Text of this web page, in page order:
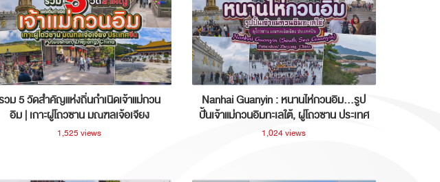
วม 5 วัดสำคัญแห่งถิ่นกำเนิดเจ้าแม่กวน
อิม | เกาะผู่โถวซาน มณฑลเจ้อเจียง
ประเทศจีน
1,525 views
Nanhai Guanyin : หนานไห่กวนอิม...รูป
ปั้นเจ้าแม่กวนอิมทะเลใต้, ผู่โถวซาน ประเทศ
จีน
1,024 views